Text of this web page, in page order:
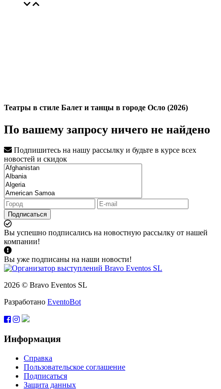
Театры в стиле Балет и танцы в городе Осло (2026)
По вашему запросу ничего не найдено
Подпишитесь на нашу рассылку и будьте в курсе всех
новостей и скидок
Подписаться
Вы успешно подписались на новостную рассылку от нашей
компании!
Вы уже подписаны на наши новости!
2026 © Bravo Eventos SL
Разработано EventoBot
Информация
Справка
Пользовательское соглашение
Подписаться
Защита данных